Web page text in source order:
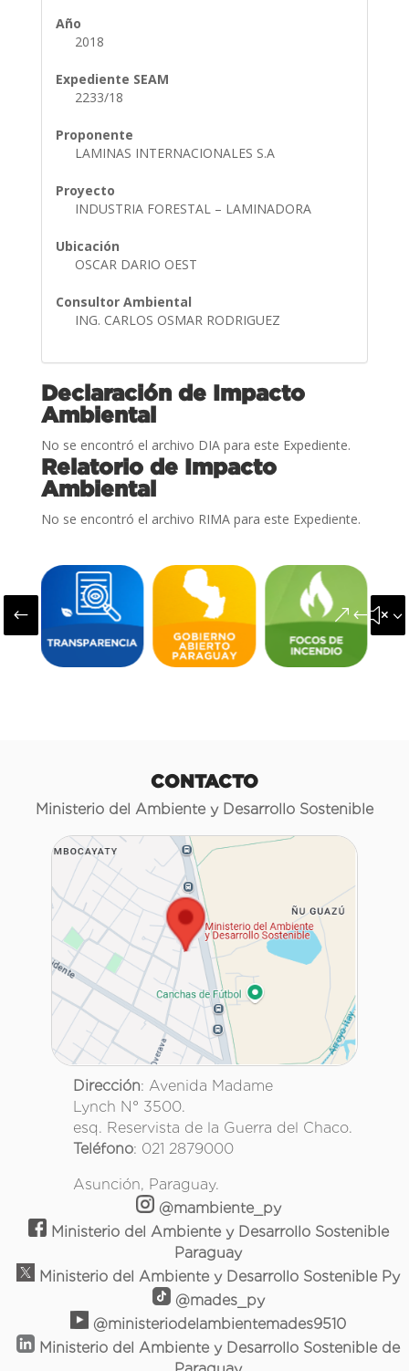
Año
2018
Expediente SEAM
2233/18
Proponente
LAMINAS INTERNACIONALES S.A
Proyecto
INDUSTRIA FORESTAL – LAMINADORA
Ubicación
OSCAR DARIO OEST
Consultor Ambiental
ING. CARLOS OSMAR RODRIGUEZ
Declaración de Impacto
Ambiental
No se encontró el archivo DIA para este Expediente.
Relatorio de Impacto
Ambiental
No se encontró el archivo RIMA para este Expediente.
#
CONTACTO
Ministerio del Ambiente y Desarrollo Sostenible
Dirección: Avenida Madame
Lynch N° 3500.
esq. Reservista de la Guerra del Chaco.
Teléfono: 021 2879000
Asunción, Paraguay.
@mambiente_py
Ministerio del Ambiente y Desarrollo Sostenible
Paraguay
Ministerio del Ambiente y Desarrollo Sostenible Py
@mades_py
@ministeriodelambientemades9510
Ministerio del Ambiente y Desarrollo Sostenible de